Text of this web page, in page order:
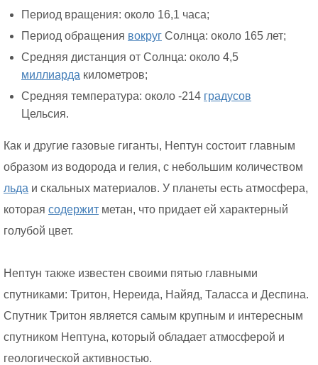
Период вращения: около 16,1 часа;
Период обращения вокруг Солнца: около 165 лет;
Средняя дистанция от Солнца: около 4,5
миллиарда километров;
Средняя температура: около -214 градусов
Цельсия.
Как и другие газовые гиганты, Нептун состоит главным
образом из водорода и гелия, с небольшим количеством
льда и скальных материалов. У планеты есть атмосфера,
которая содержит метан, что придает ей характерный
голубой цвет.
Нептун также известен своими пятью главными
спутниками: Тритон, Нереида, Найяд, Таласса и Деспина.
Спутник Тритон является самым крупным и интересным
спутником Нептуна, который обладает атмосферой и
геологической активностью.